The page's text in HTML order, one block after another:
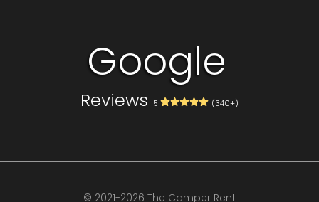
Google
Reviews 5 (340+)
© 2021-2026 The Camper Rent